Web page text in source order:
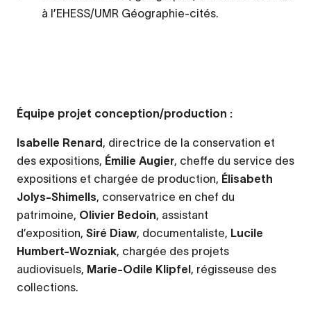
à l’EHESS/UMR Géographie-cités.
Équipe projet conception/production :
Isabelle Renard, directrice de la conservation et
des expositions, Émilie Augier, cheffe du service des
expositions et chargée de production, Élisabeth
Jolys-Shimells, conservatrice en chef du
patrimoine, Olivier Bedoin, assistant
d’exposition, Siré Diaw, documentaliste, Lucile
Humbert-Wozniak, chargée des projets
audiovisuels, Marie-Odile Klipfel, régisseuse des
collections.